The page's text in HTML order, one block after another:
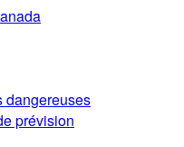
dangereuses
prévision